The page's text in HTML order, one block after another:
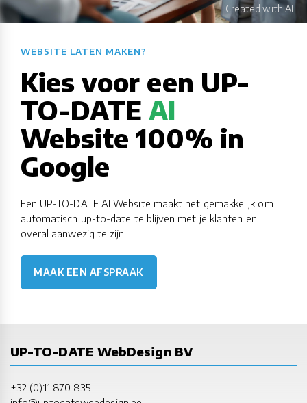
WEBSITE LATEN MAKEN?​​​​​​​​​​​​​​
Kies voor een UP-
TO-DATE AI
Website 100% in
Google
Een UP-TO-DATE AI Website maakt het gemakkelijk om
automatisch up-to-date te blijven met je klanten en
overal aanwezig te zijn.
MAAK EEN AFSPRAAK
UP-TO-DATE WebDesign BV
+32 (0)11 870 835